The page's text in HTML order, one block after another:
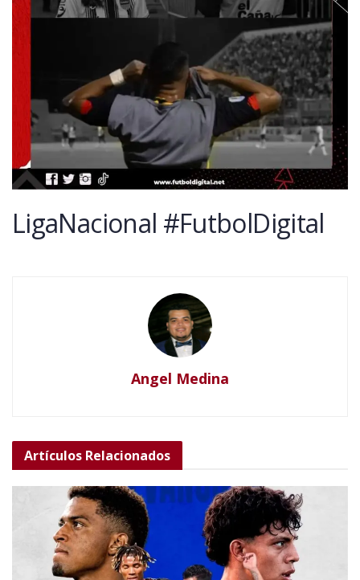
LigaNacional #FutbolDigital
Angel Medina
Artículos Relacionados